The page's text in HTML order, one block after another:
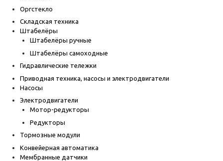
Оргстекло
Складская техника
Штабелёры
Штабелёры ручные
Штабелёры самоходные
Гидравлические тележки
Приводная техника, насосы и электродвигатели
Насосы
Электродвигатели
Мотор-редукторы
Редукторы
Тормозные модули
Конвейерная автоматика
Мембранные датчики